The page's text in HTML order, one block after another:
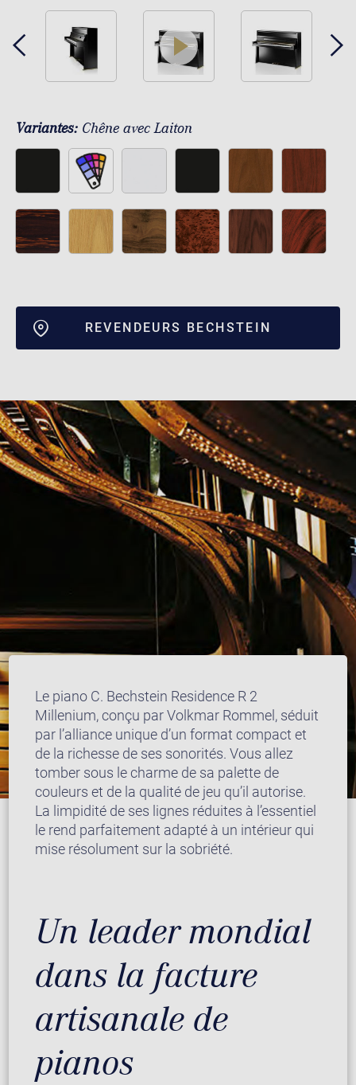
play
Variantes: Chêne avec Laiton
REVENDEURS BECHSTEIN
Le piano C. Bechstein Residence R 2
Millenium, conçu par Volkmar Rommel, séduit
par l’alliance unique d’un format compact et
de la richesse de ses sonorités. Vous allez
tomber sous le charme de sa palette de
couleurs et de la qualité de jeu qu’il autorise.
La limpidité de ses lignes réduites à l’essentiel
le rend parfaitement adapté à un intérieur qui
mise résolument sur la sobriété.
Un leader mondial
dans la facture
artisanale de
pianos